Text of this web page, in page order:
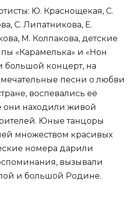
Ю. Краснощекая, С.
С. Липатникова, Е.
М. Колпакова, детские
«Карамелька» и «Нон
большой концерт, на
песни о любви
воспевались её
они находили живой
Юные танцоры
множеством красивых
номера дарили
вызывали
и большой Родине.